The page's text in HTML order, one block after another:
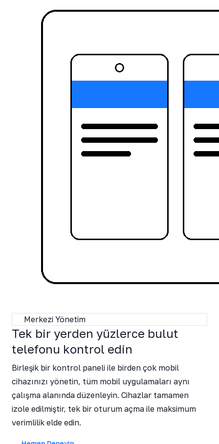
Merkezi Yönetim
Tek bir yerden yüzlerce bulut
telefonu kontrol edin
Birleşik bir kontrol paneli ile birden çok mobil
cihazınızı yönetin, tüm mobil uygulamaları aynı
çalışma alanında düzenleyin. Cihazlar tamamen
izole edilmiştir, tek bir oturum açma ile maksimum
verimlilik elde edin.